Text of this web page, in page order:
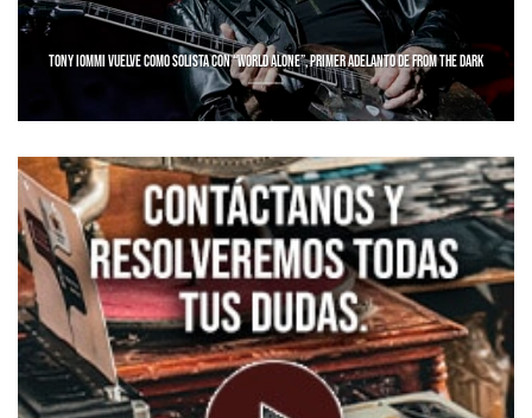
TONY IOMMI VUELVE COMO SOLISTA CON “WORLD ALONE”, PRIMER ADELANTO DE FROM THE DARK